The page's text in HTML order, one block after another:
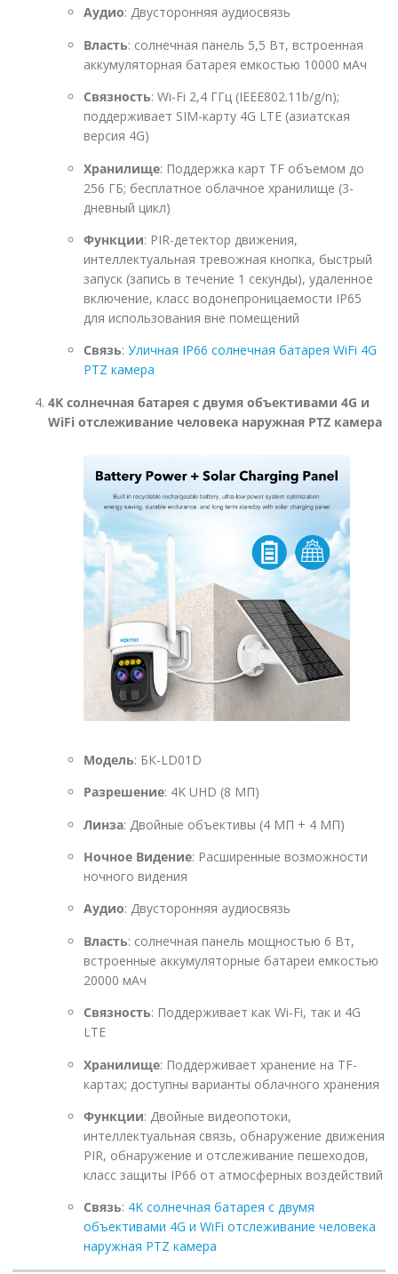
Аудио: Двусторонняя аудиосвязь
Власть: солнечная панель 5,5 Вт, встроенная
аккумуляторная батарея емкостью 10000 мАч
Связность: Wi-Fi 2,4 ГГц (IEEE802.11b/g/n);
поддерживает SIM-карту 4G LTE (азиатская
версия 4G)
Хранилище: Поддержка карт TF объемом до
256 ГБ; бесплатное облачное хранилище (3-
дневный цикл)
Функции: PIR-детектор движения,
интеллектуальная тревожная кнопка, быстрый
запуск (запись в течение 1 секунды), удаленное
включение, класс водонепроницаемости IP65
для использования вне помещений
Связь: Уличная IP66 солнечная батарея WiFi 4G
PTZ камера
4K солнечная батарея с двумя объективами 4G и
WiFi отслеживание человека наружная PTZ камера
Модель: БК-LD01D
Разрешение: 4K UHD (8 МП)
Линза: Двойные объективы (4 МП + 4 МП)
Ночное Видение: Расширенные возможности
ночного видения
Аудио: Двусторонняя аудиосвязь
Власть: солнечная панель мощностью 6 Вт,
встроенные аккумуляторные батареи емкостью
20000 мАч
Связность: Поддерживает как Wi-Fi, так и 4G
LTE
Хранилище: Поддерживает хранение на TF-
картах; доступны варианты облачного хранения
Функции: Двойные видеопотоки,
интеллектуальная связь, обнаружение движения
PIR, обнаружение и отслеживание пешеходов,
класс защиты IP66 от атмосферных воздействий
Связь: 4K солнечная батарея с двумя
объективами 4G и WiFi отслеживание человека
наружная PTZ камера